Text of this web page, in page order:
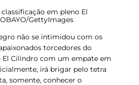
em pleno El
GettyImages
não se intimidou com os
torcedores do
El Cilindro com um empate em
irá brigar pelo tetra
somente, conhecer o